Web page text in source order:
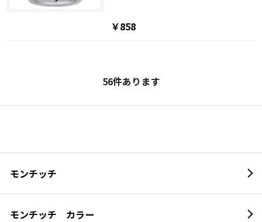
￥858
56件あります
モンチッチ
モンチッチ カラー